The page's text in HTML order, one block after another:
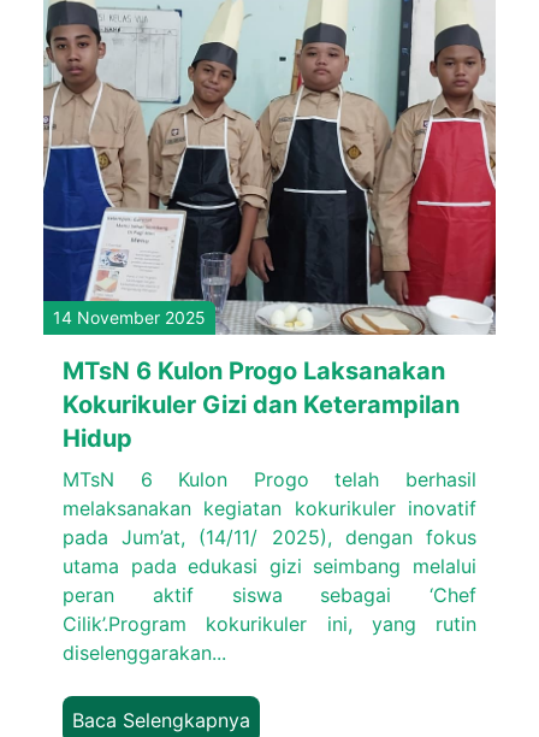
14 November 2025
MTsN 6 Kulon Progo Laksanakan
Kokurikuler Gizi dan Keterampilan
Hidup
MTsN 6 Kulon Progo telah berhasil
melaksanakan kegiatan kokurikuler inovatif
pada Jum’at, (14/11/ 2025), dengan fokus
utama pada edukasi gizi seimbang melalui
peran aktif siswa sebagai ‘Chef
Cilik’.Program kokurikuler ini, yang rutin
diselenggarakan...
Baca Selengkapnya